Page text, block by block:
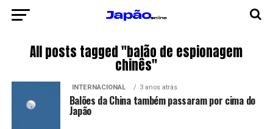
All posts tagged "balão de espionagem
chinês"
INTERNACIONAL 3 anos atrás
Balões da China também passaram por cima do
Japão